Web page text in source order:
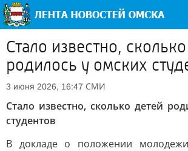
Стало известно,
родилось у омских
3 июня 2026, 16:47 СМИ
Стало известно, сколько детей
студентов
В докладе о положении